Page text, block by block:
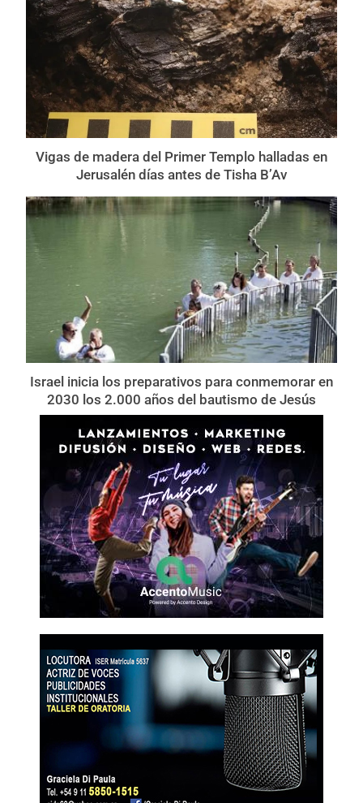
Vigas de madera del Primer Templo halladas en
Jerusalén días antes de Tisha B’Av
Israel inicia los preparativos para conmemorar en
2030 los 2.000 años del bautismo de Jesús